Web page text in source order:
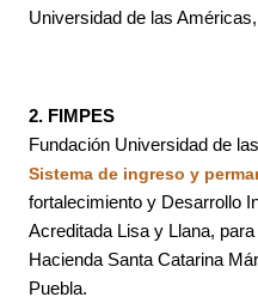
Universidad de las
2. FIMPES
Fundación Universidad de
Sistema de ingreso y
fortalecimiento y Desarrollo
Acreditada Lisa y Llana,
Hacienda Santa Catarina
Puebla.